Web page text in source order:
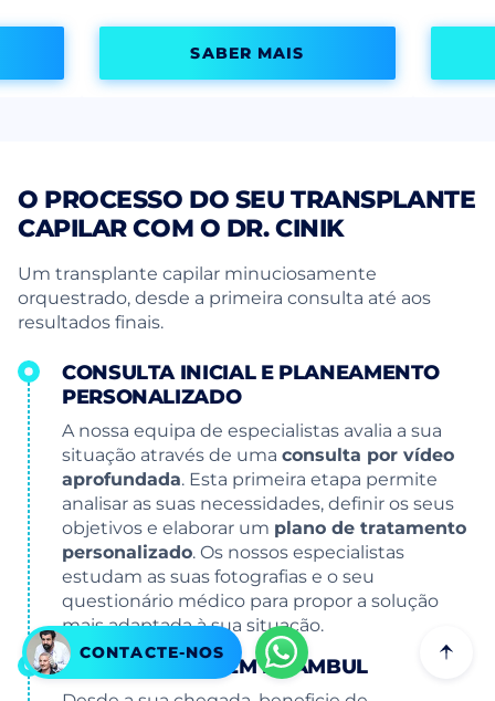
SABER MAIS
O PROCESSO DO SEU TRANSPLANTE
CAPILAR COM O DR. CINIK
Um transplante capilar minuciosamente
orquestrado, desde a primeira consulta até aos
resultados finais.
CONSULTA INICIAL E PLANEAMENTO
PERSONALIZADO
A nossa equipa de especialistas avalia a sua
situação através de uma consulta por vídeo
aprofundada. Esta primeira etapa permite
analisar as suas necessidades, definir os seus
objetivos e elaborar um plano de tratamento
personalizado. Os nossos especialistas
estudam as suas fotografias e o seu
questionário médico para propor a solução
mais adaptada à sua situação.
A SUA ESTADIA EM ISTAMBUL
CONTACTE-NOS